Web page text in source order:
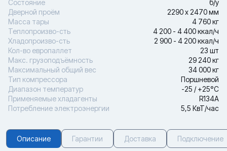
Состояние
б/у
Дверной проём
2290 х 2470 мм
Масса тары
4 760 кг
Теплопроизво-сть
4 200 - 4 400 ккал/ч
Хладопроизво-сть
2 900 - 4 200 ккал/ч
Кол-во европаллет
23 шт
Макс. грузоподъёмность
29 240 кг
Максимальный общий вес
34 000 кг
Тип компрессора
Поршневой
Диапазон температур
-25 / +25°С
Применяемые хладагенты
R134A
Потребление электроэнергии
5,5 КвТ/час
Описание Гарантии Доставка Подключение